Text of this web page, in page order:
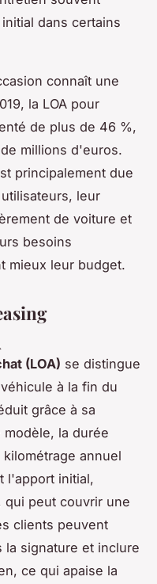
dans certains
connaît une
la LOA pour
de plus de 46 %,
millions d'euros.
principalement due
leur
de voiture et
besoins
mieux leur budget.
(LOA) se distingue
à la fin du
grâce à sa
la durée
annuel
l'apport initial,
qui peut couvrir une
clients peuvent
la signature et inclure
ce qui apaise la